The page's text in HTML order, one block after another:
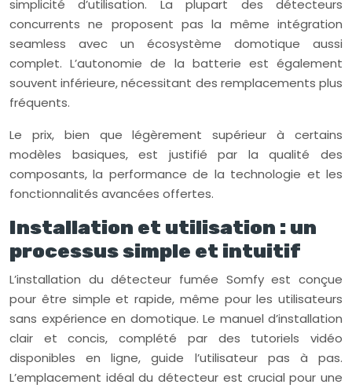
simplicité d’utilisation. La plupart des détecteurs
concurrents ne proposent pas la même intégration
seamless avec un écosystème domotique aussi
complet. L’autonomie de la batterie est également
souvent inférieure, nécessitant des remplacements plus
fréquents.
Le prix, bien que légèrement supérieur à certains
modèles basiques, est justifié par la qualité des
composants, la performance de la technologie et les
fonctionnalités avancées offertes.
Installation et utilisation : un
processus simple et intuitif
L’installation du détecteur fumée Somfy est conçue
pour être simple et rapide, même pour les utilisateurs
sans expérience en domotique. Le manuel d’installation
clair et concis, complété par des tutoriels vidéo
disponibles en ligne, guide l’utilisateur pas à pas.
L’emplacement idéal du détecteur est crucial pour une